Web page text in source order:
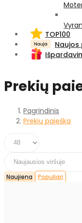
TOP100
Naujos
Prekių
Pagrindinis
Prekių paieška
Naujiena Populiari